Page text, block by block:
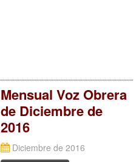
Mensual Voz Obrera
de Diciembre de
2016
Diciembre de 2016